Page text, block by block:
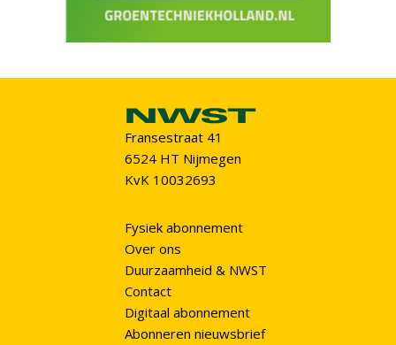
Fransestraat 41
6524 HT Nijmegen
KvK 10032693
Fysiek abonnement
Over ons
Duurzaamheid & NWST
Contact
Digitaal abonnement
Abonneren nieuwsbrief